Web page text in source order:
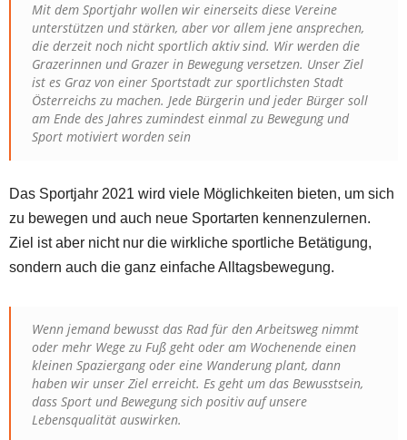
Mit dem Sportjahr wollen wir einerseits diese Vereine
unterstützen und stärken, aber vor allem jene ansprechen,
die derzeit noch nicht sportlich aktiv sind. Wir werden die
Grazerinnen und Grazer in Bewegung versetzen. Unser Ziel
ist es Graz von einer Sportstadt zur sportlichsten Stadt
Österreichs zu machen. Jede Bürgerin und jeder Bürger soll
am Ende des Jahres zumindest einmal zu Bewegung und
Sport motiviert worden sein
Das Sportjahr 2021 wird viele Möglichkeiten bieten, um sich
zu bewegen und auch neue Sportarten kennenzulernen.
Ziel ist aber nicht nur die wirkliche sportliche Betätigung,
sondern auch die ganz einfache Alltagsbewegung.
Wenn jemand bewusst das Rad für den Arbeitsweg nimmt
oder mehr Wege zu Fuß geht oder am Wochenende einen
kleinen Spaziergang oder eine Wanderung plant, dann
haben wir unser Ziel erreicht. Es geht um das Bewusstsein,
dass Sport und Bewegung sich positiv auf unsere
Lebensqualität auswirken.